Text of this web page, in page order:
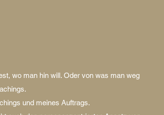
wo man hin will. Oder von was man weg
und meines Auftrags.